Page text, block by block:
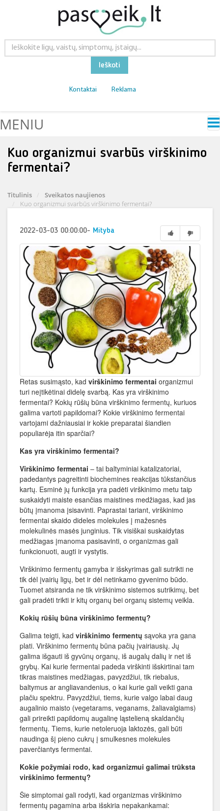
Ieškoti
Kontaktai Reklama
MENIU
Kuo organizmui svarbūs virškinimo
fermentai?
Titulinis
Sveikatos naujienos
Kuo organizmui svarbūs virškinimo fermentai?
2022-03-03 00:00:00- Mityba
Retas susimąsto, kad virškinimo fermentai organizmui
turi neįtikėtinai didelę svarbą. Kas yra virškinimo
fermentai? Kokių rūšių būna virškinimo fermentų, kuriuos
galima vartoti papildomai? Kokie virškinimo fermentai
vartojami dažniausiai ir kokie preparatai šiandien
populiarėja itin sparčiai?
Kas yra virškinimo fermentai?
Virškinimo fermentai – tai baltyminiai katalizatoriai,
padedantys pagreitinti biochemines reakcijas tūkstančius
kartų. Esminė jų funkcija yra padėti virškinimo metu taip
suskaidyti maiste esančias maistines medžiagas, kad jas
būtų įmanoma įsisavinti. Paprastai tariant, virškinimo
fermentai skaido dideles molekules į mažesnės
molekulinės masės junginius. Tik visiškai suskaidytas
medžiagas įmanoma pasisavinti, o organizmas gali
funkcionuoti, augti ir vystytis.
Virškinimo fermentų gamyba ir išskyrimas gali sutrikti ne
tik dėl įvairių ligų, bet ir dėl netinkamo gyvenimo būdo.
Tuomet atsiranda ne tik virškinimo sistemos sutrikimų, bet
gali pradėti trikti ir kitų organų bei organų sistemų veikla.
Kokių rūšių būna virškinimo fermentų?
Galima teigti, kad virškinimo fermentų sąvoka yra gana
plati. Virškinimo fermentų būna pačių įvairiausių. Jų
galima išgauti iš gyvūnų organų, iš augalų dalių ir net iš
grybų. Kai kurie fermentai padeda virškinti išskirtinai tam
tikras maistines medžiagas, pavyzdžiui, tik riebalus,
baltymus ar angliavandenius, o kai kurie gali veikti gana
plačiu spektru. Pavyzdžiui, tiems, kurie valgo labai daug
augalinio maisto (vegetarams, veganams, žaliavalgiams)
gali prireikti papildomų augalinę ląstelieną skaldančių
fermentų. Tiems, kurie netoleruoja laktozės, gali būti
naudinga šį pieno cukrų į smulkesnes molekules
paverčiantys fermentai.
Kokie požymiai rodo, kad organizmui galimai trūksta
virškinimo fermentų?
Šie simptomai gali rodyti, kad organizmas virškinimo
fermentų pagamina arba išskiria nepakankamai: